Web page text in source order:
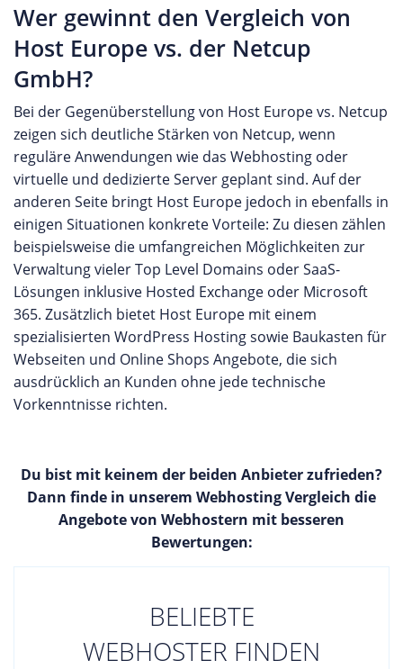
Wer gewinnt den Vergleich von
Host Europe vs. der Netcup
GmbH?
Bei der Gegenüberstellung von Host Europe vs. Netcup
zeigen sich deutliche Stärken von Netcup, wenn
reguläre Anwendungen wie das Webhosting oder
virtuelle und dedizierte Server geplant sind. Auf der
anderen Seite bringt Host Europe jedoch in ebenfalls in
einigen Situationen konkrete Vorteile: Zu diesen zählen
beispielsweise die umfangreichen Möglichkeiten zur
Verwaltung vieler Top Level Domains oder SaaS-
Lösungen inklusive Hosted Exchange oder Microsoft
365. Zusätzlich bietet Host Europe mit einem
spezialisierten WordPress Hosting sowie Baukasten für
Webseiten und Online Shops Angebote, die sich
ausdrücklich an Kunden ohne jede technische
Vorkenntnisse richten.
Du bist mit keinem der beiden Anbieter zufrieden?
Dann finde in unserem Webhosting Vergleich die
Angebote von Webhostern mit besseren
Bewertungen:
BELIEBTE
WEBHOSTER FINDEN